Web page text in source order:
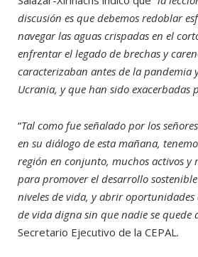
discusión es que debemos redoblar
navegar las aguas crispadas en el
enfrentar el legado de brechas y
caracterizaban antes de la pandemia
Ucrania, y que han sido exacerbadas
“Tal como fue señalado por los
en su diálogo de esta mañana,
región en conjunto, muchos activos y
para promover el desarrollo
niveles de vida, y abrir oportunidades
de vida digna sin que nadie se quede
Secretario Ejecutivo de la CEPAL.